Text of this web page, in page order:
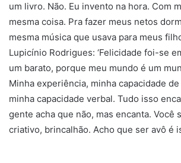
um livro. Não. Eu invento na hora. Com
mesma coisa. Pra fazer meus netos
mesma música que usava para meus
Lupicínio Rodrigues: ‘Felicidade foi-se
um barato, porque meu mundo é um
Minha experiência, minha capacidade
minha capacidade verbal. Tudo isso
gente acha que não, mas encanta. Você
criativo, brincalhão. Acho que ser avô é